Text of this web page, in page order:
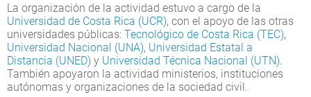
La organización de la actividad estuvo a cargo de la
Universidad de Costa Rica (UCR), con el apoyo de las otras
universidades públicas: Tecnológico de Costa Rica (TEC),
Universidad Nacional (UNA), Universidad Estatal a
Distancia (UNED) y Universidad Técnica Nacional (UTN).
También apoyaron la actividad ministerios, instituciones
autónomas y organizaciones de la sociedad civil.